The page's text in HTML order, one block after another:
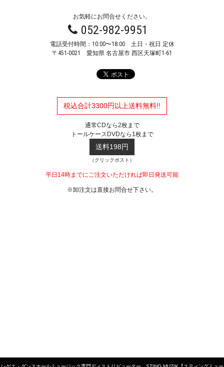
お気軽にお問合せください。
052-982-9951
電話受付時間：10:00〜18:00 土日・祝日 定休
〒451-0021 愛知県 名古屋市 西区天塚町1-61
税込合計3300円以上送料無料!!
通常CDなら2枚まで
トールケースDVDなら1枚まで
送料198円
（クリックポスト）
平日14時までにご注文いただければ即日発送可能
※卸注文は直接お問合せ下さい。